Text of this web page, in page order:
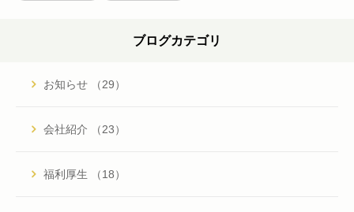
ブログカテゴリ
お知らせ （29）
会社紹介 （23）
福利厚生 （18）